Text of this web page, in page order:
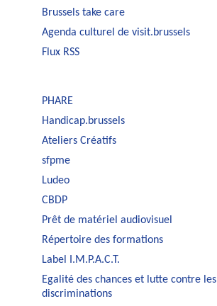
Brussels take care
Agenda culturel de visit.brussels
Flux RSS
PHARE
Handicap.brussels
Ateliers Créatifs
sfpme
Ludeo
CBDP
Prêt de matériel audiovisuel
Répertoire des formations
Label I.M.P.A.C.T.
Egalité des chances et lutte contre les
discriminations